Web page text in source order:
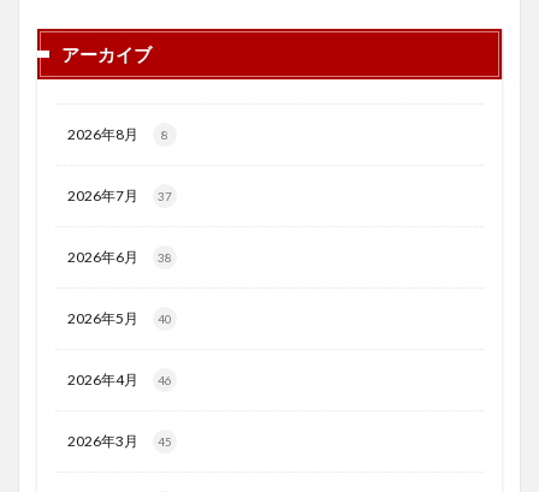
アーカイブ
2026年8月 8
2026年7月 37
2026年6月 38
2026年5月 40
2026年4月 46
2026年3月 45